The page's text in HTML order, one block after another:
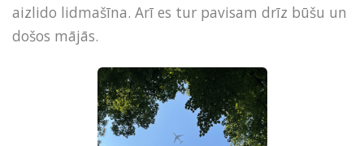
aizlido lidmašīna. Arī es tur pavisam drīz būšu un
došos mājās.